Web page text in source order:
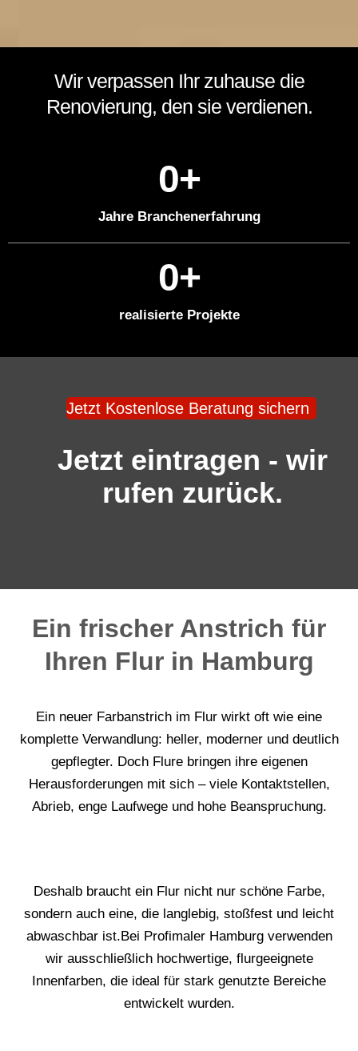
Wir verpassen Ihr zuhause die
Renovierung, den sie verdienen.
Jahre Branchenerfahrung
0+
realisierte Projekte
0+
Jetzt Kostenlose Beratung sichern
Jetzt eintragen - wir
rufen zurück.
Ein frischer Anstrich für
Ihren Flur in Hamburg
Ein neuer Farbanstrich im Flur wirkt oft wie eine
komplette Verwandlung: heller, moderner und deutlich
gepflegter. Doch Flure bringen ihre eigenen
Herausforderungen mit sich – viele Kontaktstellen,
Abrieb, enge Laufwege und hohe Beanspruchung.
Deshalb braucht ein Flur nicht nur schöne Farbe,
sondern auch eine, die langlebig, stoßfest und leicht
abwaschbar ist.Bei Profimaler Hamburg verwenden
wir ausschließlich hochwertige, flurgeeignete
Innenfarben, die ideal für stark genutzte Bereiche
entwickelt wurden.